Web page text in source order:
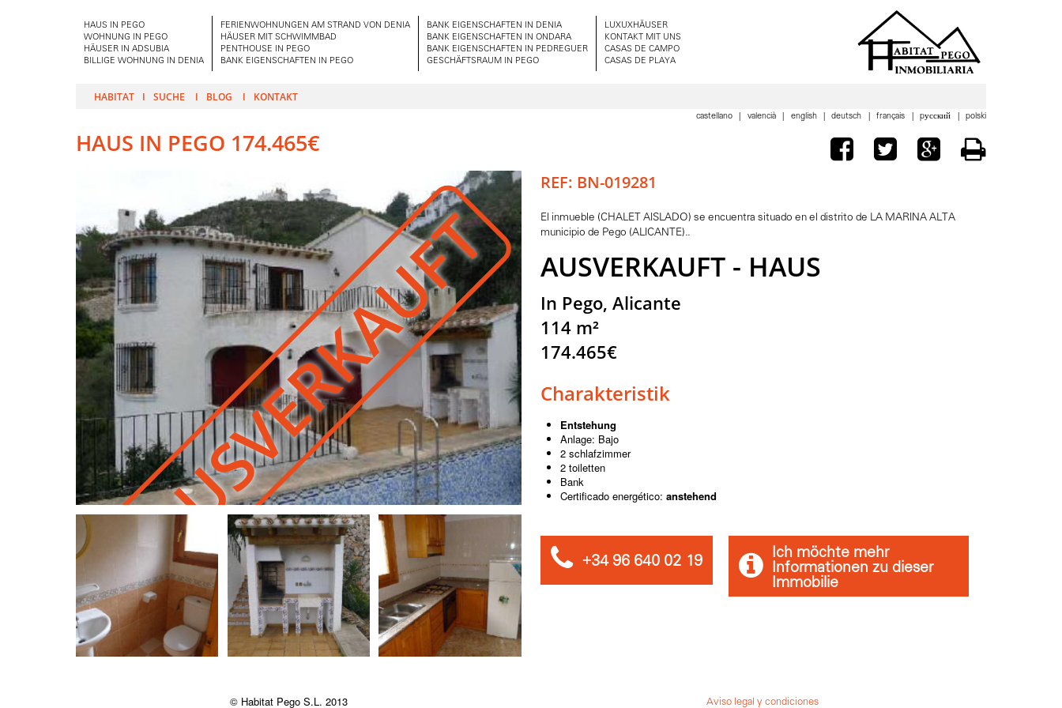
HAUS IN PEGO
WOHNUNG IN PEGO
HÄUSER IN ADSUBIA
BILLIGE WOHNUNG IN DENIA
FERIENWOHNUNGEN AM STRAND VON DENIA
HÄUSER MIT SCHWIMMBAD
PENTHOUSE IN PEGO
BANK EIGENSCHAFTEN IN PEGO
BANK EIGENSCHAFTEN IN DENIA
BANK EIGENSCHAFTEN IN ONDARA
BANK EIGENSCHAFTEN IN PEDREGUER
GESCHÄFTSRAUM IN PEGO
LUXUXHÄUSER
KONTAKT MIT UNS
CASAS DE CAMPO
CASAS DE PLAYA
HABITAT SUCHE BLOG KONTAKT
castellano valencià english deutsch français pусский polski
HAUS IN PEGO 174.465€
AUSVERKAUFT
REF: BN-019281
El inmueble (CHALET AISLADO) se encuentra situado en el distrito de LA MARINA ALTA
municipio de Pego (ALICANTE)..
AUSVERKAUFT - HAUS
In Pego, Alicante
114 m²
174.465€
Charakteristik
Entstehung
Anlage: Bajo
2 schlafzimmer
2 toiletten
Bank
Certificado energético: anstehend
+34 96 640 02 19 Ich möchte mehr
Informationen zu dieser
Immobilie
© Habitat Pego S.L. 2013 Aviso legal y condiciones